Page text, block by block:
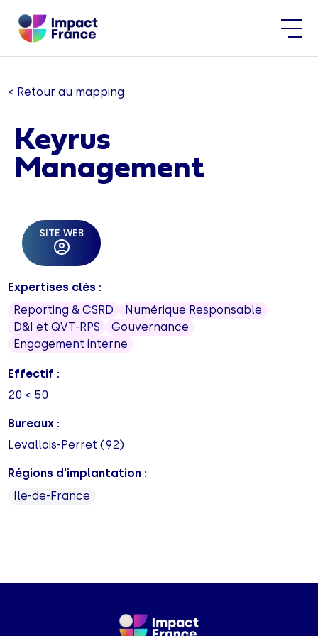
< Retour au mapping
Keyrus
Management
SITE WEB
Expertises clés :
Reporting & CSRD
Numérique Responsable
D&I et QVT-RPS
Gouvernance
Engagement interne
Effectif :
20 < 50
Bureaux :
Levallois-Perret (92)
Régions d'implantation :
Ile-de-France